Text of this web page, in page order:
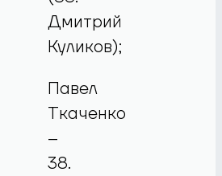
Дмитрий
Куликов);
Павел
Ткаченко
–
38.